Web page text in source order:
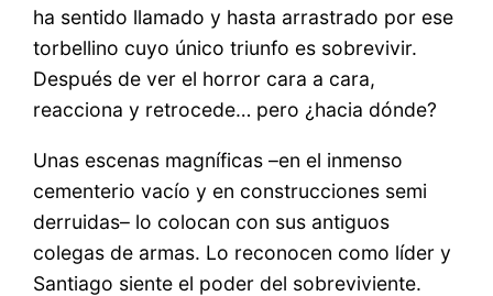
ha sentido llamado y hasta arrastrado por ese
torbellino cuyo único triunfo es sobrevivir.
Después de ver el horror cara a cara,
reacciona y retrocede… pero ¿hacia dónde?
Unas escenas magníficas –en el inmenso
cementerio vacío y en construcciones semi
derruidas– lo colocan con sus antiguos
colegas de armas. Lo reconocen como líder y
Santiago siente el poder del sobreviviente.